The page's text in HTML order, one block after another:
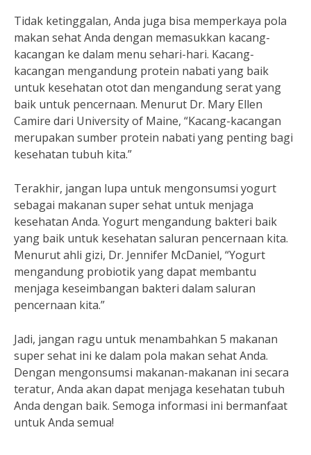
Tidak ketinggalan, Anda juga bisa memperkaya pola
makan sehat Anda dengan memasukkan kacang-
kacangan ke dalam menu sehari-hari. Kacang-
kacangan mengandung protein nabati yang baik
untuk kesehatan otot dan mengandung serat yang
baik untuk pencernaan. Menurut Dr. Mary Ellen
Camire dari University of Maine, “Kacang-kacangan
merupakan sumber protein nabati yang penting bagi
kesehatan tubuh kita.”
Terakhir, jangan lupa untuk mengonsumsi yogurt
sebagai makanan super sehat untuk menjaga
kesehatan Anda. Yogurt mengandung bakteri baik
yang baik untuk kesehatan saluran pencernaan kita.
Menurut ahli gizi, Dr. Jennifer McDaniel, “Yogurt
mengandung probiotik yang dapat membantu
menjaga keseimbangan bakteri dalam saluran
pencernaan kita.”
Jadi, jangan ragu untuk menambahkan 5 makanan
super sehat ini ke dalam pola makan sehat Anda.
Dengan mengonsumsi makanan-makanan ini secara
teratur, Anda akan dapat menjaga kesehatan tubuh
Anda dengan baik. Semoga informasi ini bermanfaat
untuk Anda semua!